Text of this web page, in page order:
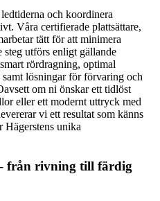
och koordinera
Våra certifierade plattsättare,
tätt för att minimera
steg utförs enligt gällande
rördragning, optimal
lösningar för förvaring och
om ni önskar ett tidlöst
eller ett modernt uttryck med
vi ett resultat som känns
Hägerstens unika
från rivning till färdig